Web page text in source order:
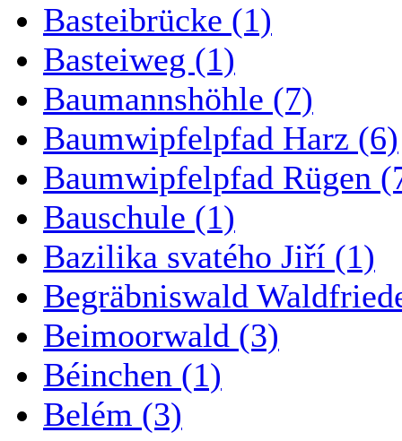
Basteibrücke (1)
Basteiweg (1)
Baumannshöhle (7)
Baumwipfelpfad Harz (6)
Baumwipfelpfad Rügen
Bauschule (1)
Bazilika svatého Jiří (1)
Begräbniswald
Beimoorwald (3)
Béinchen (1)
Belém (3)